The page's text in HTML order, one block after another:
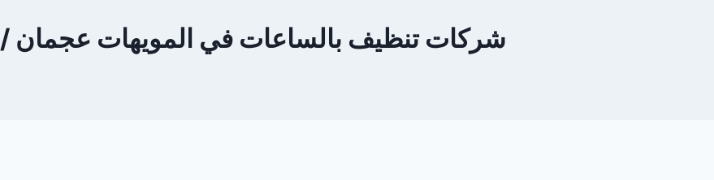
شركات تنظيف بالساعات في المويهات عجمان /0547557544